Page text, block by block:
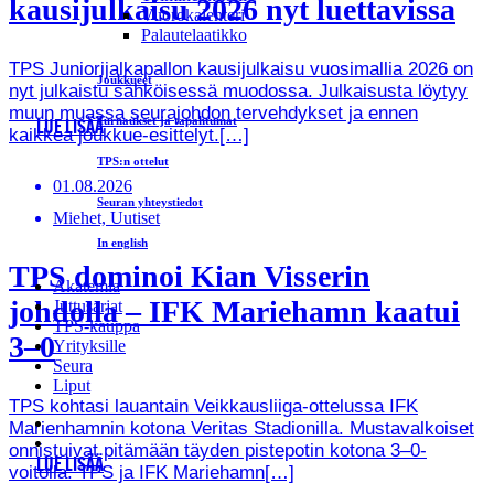
Vuorokalenteri
Palautelaatikko
Joukkueet
Turnaukset ja tapahtumat
TPS:n ottelut
Seuran yhteystiedot
In english
Akatemia
Juttusarjat
TPS-kauppa
Yrityksille
Seura
Liput
kausijulkaisu 2026 nyt luettavissa
TPS Juniorijalkapallon kausijulkaisu vuosimallia 2026 on
nyt julkaistu sähköisessä muodossa. Julkaisusta löytyy
muun muassa seurajohdon tervehdykset ja ennen
kaikkea joukkue-esittelyt.[…]
LUE LISÄÄ
01.08.2026
Miehet, Uutiset
TPS dominoi Kian Visserin
johdolla – IFK Mariehamn kaatui
3–0
TPS kohtasi lauantain Veikkausliiga-ottelussa IFK
Marienhamnin kotona Veritas Stadionilla. Mustavalkoiset
onnistuivat pitämään täyden pistepotin kotona 3–0-
voitolla. TPS ja IFK Mariehamn[…]
LUE LISÄÄ